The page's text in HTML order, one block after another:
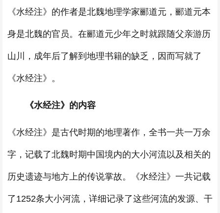
《水经注》的作者是北魏地理学家郦道元，郦道元本
身是北魏的官员。在郦道元少年之时就跟随父亲游历
山川，成年后了解到地理书籍的缺乏，因而写就了
《水经注》。
《水经注》的内容
《水经注》是古代时期的地理著作，全书一共一万余
字，记载了北魏时期中国境内的大小河流以及相关的
历史遗迹与地方上的传说掌故。《水经注》一共记载
了1252条大小河流，详细记录了这些河流的发源、干